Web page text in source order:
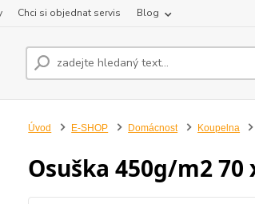
Chci si objednat servis Blog
Úvod E-SHOP Domácnost Koupelna
Osuška 450g/m2